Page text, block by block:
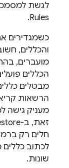
לגשת
Rules
.
כשמגדירים
והכללים,
מועברים,
הכללים
מבטלים
הרשאות
מעניק גישה
זאת, ב-
חלים רק
לכתוב
שונות.